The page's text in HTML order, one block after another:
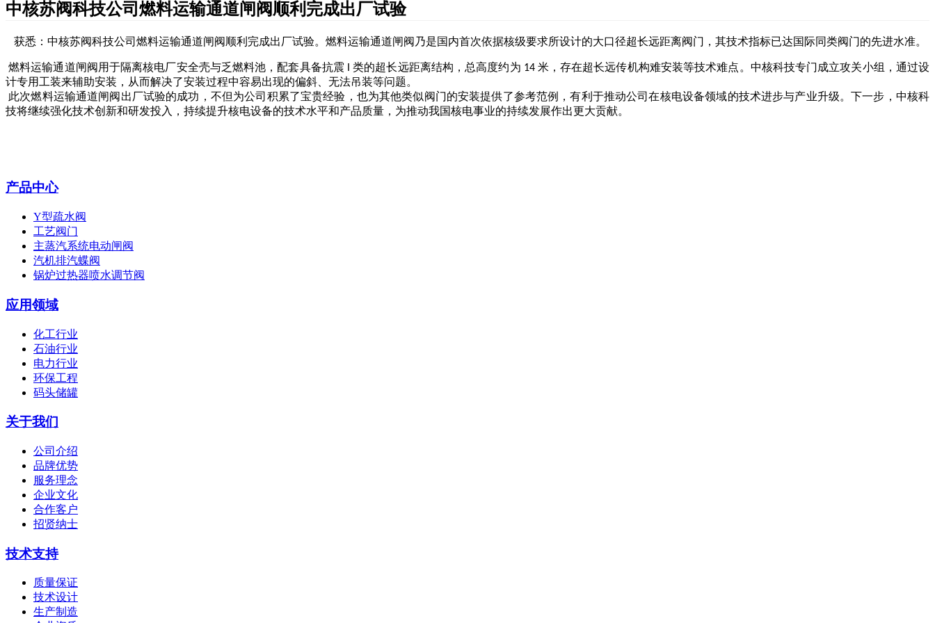
中核苏阀科技公司燃料运输通道闸阀顺利完成出厂试验
获悉：中核苏阀科技公司燃料运输通道闸阀顺利完成出厂试验。燃料运输通道闸阀乃是国内首次依据核级要求所设计的大口径超长远距离阀门，其技术指标已达国际同类阀门的先进水准。
燃料运输通道闸阀用于隔离核电厂安全壳与乏燃料池，配套具备抗震 I类的超长远距离结构，总高度约为 14 米，存在超长远传机构难安装等技术难点。中核科技专门成立攻关小组，通过设
计专用工装来辅助安装，从而解决了安装过程中容易出现的偏斜、无法吊装等问题。
此次燃料运输通道闸阀出厂试验的成功，不但为公司积累了宝贵经验，也为其他类似阀门的安装提供了参考范例，有利于推动公司在核电设备领域的技术进步与产业升级。下一步，中核科
技将继续强化技术创新和研发投入，持续提升核电设备的技术水平和产品质量，为推动我国核电事业的持续发展作出更大贡献。
产品中心
Y型疏水阀
工艺阀门
主蒸汽系统电动闸阀
汽机排汽蝶阀
锅炉过热器喷水调节阀
应用领域
化工行业
石油行业
电力行业
环保工程
码头储罐
关于我们
公司介绍
品牌优势
服务理念
企业文化
合作客户
招贤纳士
技术支持
质量保证
技术设计
生产制造